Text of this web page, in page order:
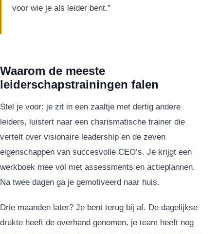
voor wie je als leider bent.”
Waarom de meeste
leiderschapstrainingen falen
Stel je voor: je zit in een zaaltje met dertig andere
leiders, luistert naar een charismatische trainer die
vertelt over visionaire leadership en de zeven
eigenschappen van succesvolle CEO’s. Je krijgt een
werkboek mee vol met assessments en actieplannen.
Na twee dagen ga je gemotiveerd naar huis.
Drie maanden later? Je bent terug bij af. De dagelijkse
drukte heeft de overhand genomen, je team heeft nog